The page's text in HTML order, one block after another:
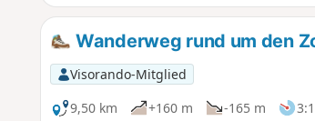
Wanderweg rund um den
Visorando-Mitglied
9,50 km
+160 m -165 m